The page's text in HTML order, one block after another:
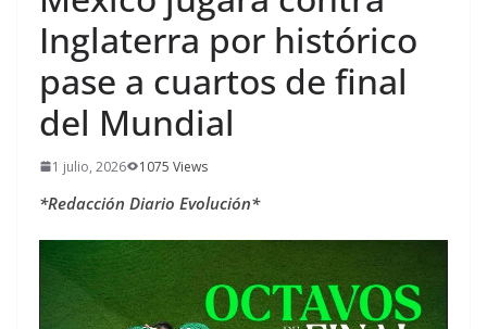
Inglaterra por histórico
pase a cuartos de final
del Mundial
1 julio, 2026 1075 Views
*Redacción Diario Evolución*